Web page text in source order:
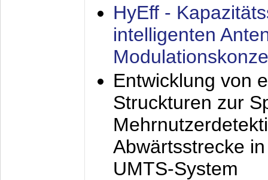
HyEff -
intelligenten
Entwicklung von
Struckturen zur
Abwärtsstrecke
UMTS-System